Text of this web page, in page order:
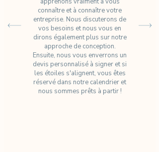
connaître et à connaître votre
entreprise. Nous discuterons de
vos besoins et nous vous en
dirons également plus sur notre
approche de conception.
Ensuite, nous vous enverrons un
devis personnalisé à signer et si
les étoiles s'alignent, vous êtes
réservé dans notre calendrier et
nous sommes prêts à partir !